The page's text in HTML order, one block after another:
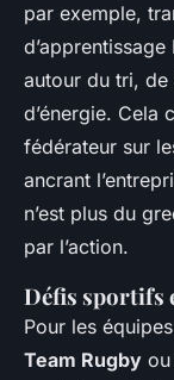
par exemple,
autour du tri,
d’énergie. Cela
fédérateur sur
ancrant
n’est plus du
par l’action.
Défis sportifs
Pour les
Team Rugby